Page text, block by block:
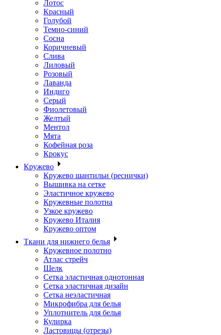
Лотос
Красный
Голубой
Темно-синий
Сосна
Коричневый
Слива
Лиловый
Розовый
Лаванда
Индиго
Серый
Фиолетовый
Желтый
Ментол
Мята
Кофейная роза
Крокус
Кружево
Кружево шантильи (реснички)
Вышивка на сетке
Эластичное кружево
Кружевные полотна
Узкое кружево
Кружево Италия
Кружево оптом
Ткани для нижнего белья
Кружевное полотно
Атлас стрейч
Шелк
Сетка эластичная однотонная
Сетка эластичная дизайн
Сетка неэластичная
Микрофибра для белья
Уплотнитель для белья
Кулирка
Ластовицы (отрезы)